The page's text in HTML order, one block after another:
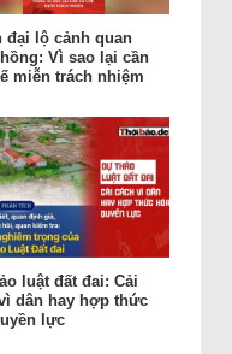
đại lộ cảnh quan
Vì sao lại cần
miễn trách nhiệm
luật đất đai: Cải
dân hay hợp thức
lực